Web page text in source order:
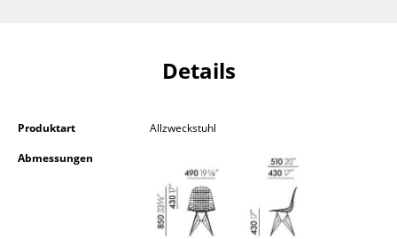
Garderoben
Kleinaufbewahrung
... alle Aufbewahrungsmöbel
Details
Produktart
Allzweckstuhl
Abmessungen